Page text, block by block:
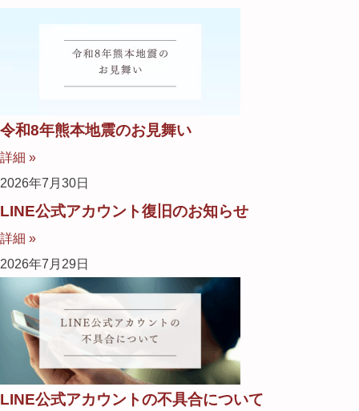
令和8年熊本地震のお見舞い
詳細 »
2026年7月30日
LINE公式アカウント復旧のお知らせ
詳細 »
2026年7月29日
LINE公式アカウントの不具合について